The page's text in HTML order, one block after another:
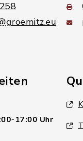
17:00 Uhr